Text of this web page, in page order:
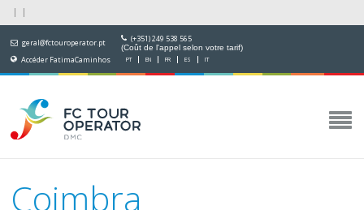
geral@fctouroperator.pt (+351) 249 538 565
(Coût de l'appel selon votre tarif)
Accéder FatimaCaminhos PT EN FR ES IT
Coimbra